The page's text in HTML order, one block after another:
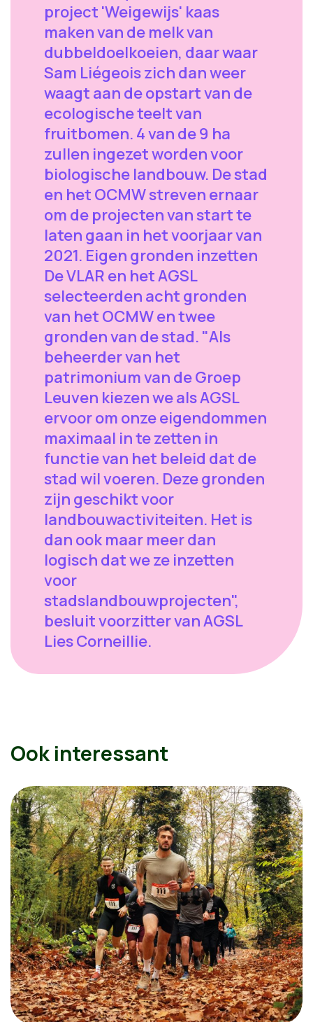
project 'Weigewijs' kaas
maken van de melk van
dubbeldoelkoeien, daar waar
Sam Liégeois zich dan weer
waagt aan de opstart van de
ecologische teelt van
fruitbomen. 4 van de 9 ha
zullen ingezet worden voor
biologische landbouw. De stad
en het OCMW streven ernaar
om de projecten van start te
laten gaan in het voorjaar van
2021. Eigen gronden inzetten
De VLAR en het AGSL
selecteerden acht gronden
van het OCMW en twee
gronden van de stad. "Als
beheerder van het
patrimonium van de Groep
Leuven kiezen we als AGSL
ervoor om onze eigendommen
maximaal in te zetten in
functie van het beleid dat de
stad wil voeren. Deze gronden
zijn geschikt voor
landbouwactiviteiten. Het is
dan ook maar meer dan
logisch dat we ze inzetten
voor
stadslandbouwprojecten",
besluit voorzitter van AGSL
Lies Corneillie.
Ook interessant